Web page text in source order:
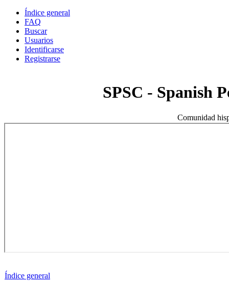
Índice general
FAQ
Buscar
Usuarios
Identificarse
Registrarse
SPSC - Spanish
Comunidad
Índice general